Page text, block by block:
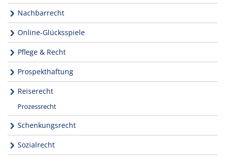
Nachbarrecht
Online-Glücksspiele
Pflege & Recht
Prospekthaftung
Reiserecht
Prozessrecht
Schenkungsrecht
Sozialrecht